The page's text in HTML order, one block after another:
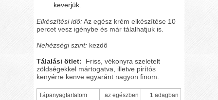
keverjük.
Elkészítési idő:Az egész krém elkészítése 10
percet vesz igénybe és már tálalhatjuk is.
Nehézségi szint: kezdő
Tálalási ötlet: Friss, vékonyra szeletelt
zöldségekkel mártogatva, illetve pirítós
kenyérre kenve egyaránt nagyon finom.
Tápanyagtartalom
az egészben
1 adagban